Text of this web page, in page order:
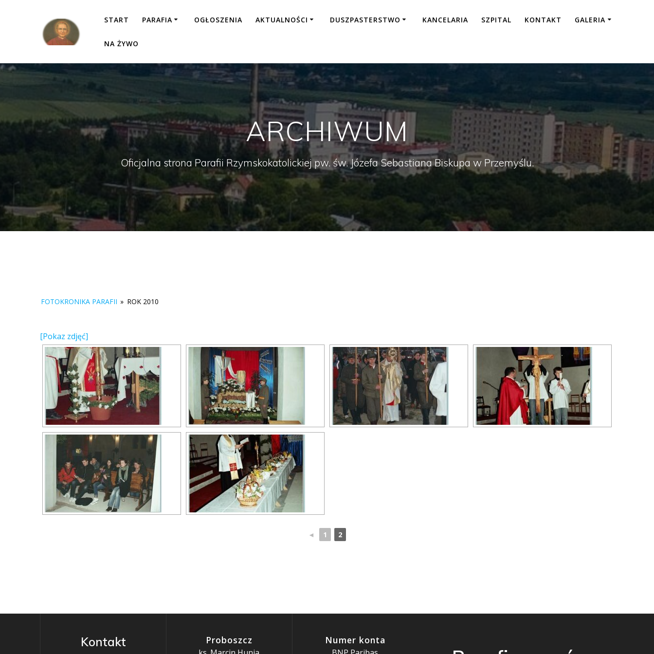
START PARAFIA OGŁOSZENIA AKTUALNOŚCI DUSZPASTERSTWO KANCELARIA SZPITAL KONTAKT GALERIA
NA ŻYWO
ARCHIWUM
Oficjalna strona Parafii Rzymskokatolickiej pw. św. Józefa Sebastiana Biskupa w Przemyślu.
FOTOKRONIKA PARAFII » ROK 2010
[Pokaz zdjęć]
◄ 1 2
Kontakt Proboszcz Numer konta